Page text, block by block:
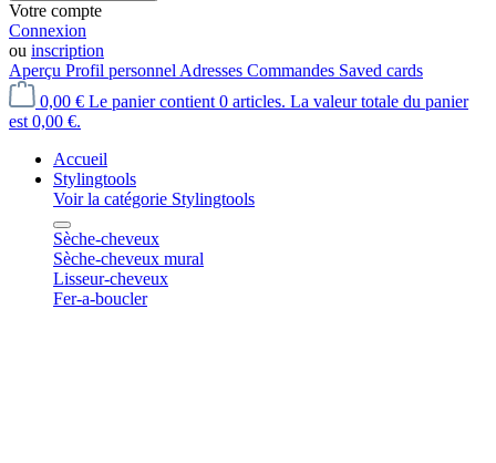
Votre compte
Connexion
ou inscription
Aperçu Profil personnel Adresses Commandes Saved cards
0,00 € Le panier contient 0 articles. La valeur totale du panier
est 0,00 €.
Accueil
Stylingtools
Voir la catégorie Stylingtools
Sèche-cheveux
Sèche-cheveux mural
Lisseur-cheveux
Fer-a-boucler